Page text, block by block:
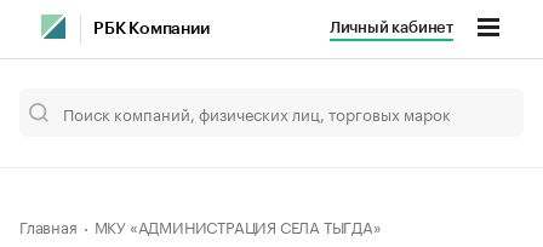
РБК Компании Личный кабинет
Главная МКУ «АДМИНИСТРАЦИЯ СЕЛА ТЫГДА»